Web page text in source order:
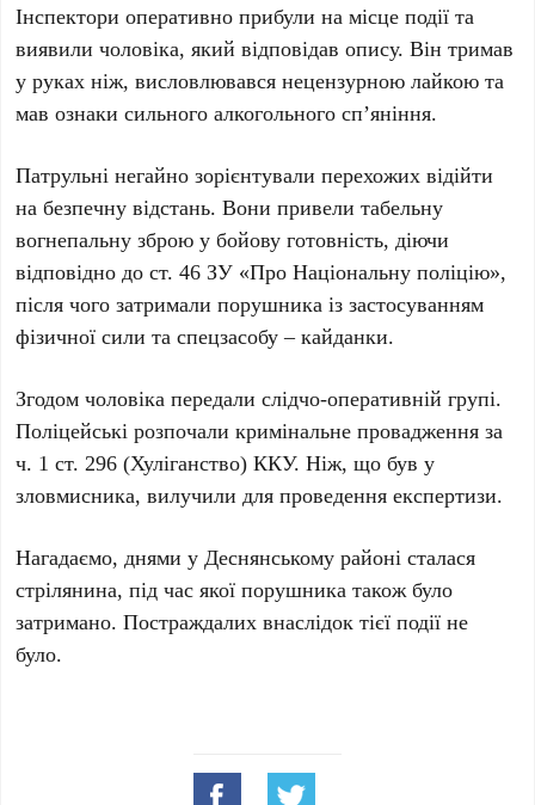
Інспектори оперативно прибули на місце події та
виявили чоловіка, який відповідав опису. Він тримав
у руках ніж, висловлювався нецензурною лайкою та
мав ознаки сильного алкогольного сп’яніння.
Патрульні негайно зорієнтували перехожих відійти
на безпечну відстань. Вони привели табельну
вогнепальну зброю у бойову готовність, діючи
відповідно дост. 46 ЗУ «Про Національну поліцію»,
після чого затримали порушника із застосуванням
фізичної сили та спецзасобу – кайданки.
Згодом чоловіка передали слідчо-оперативній групі.
Поліцейські розпочали кримінальне провадження за
ч. 1 ст. 296 (Хуліганство) ККУ. Ніж, що був у
зловмисника, вилучили для проведення експертизи.
Нагадаємо, днями у Деснянському районі сталася
стрілянина, під час якої порушника також було
затримано. Постраждалих внаслідок тієї події не
було.